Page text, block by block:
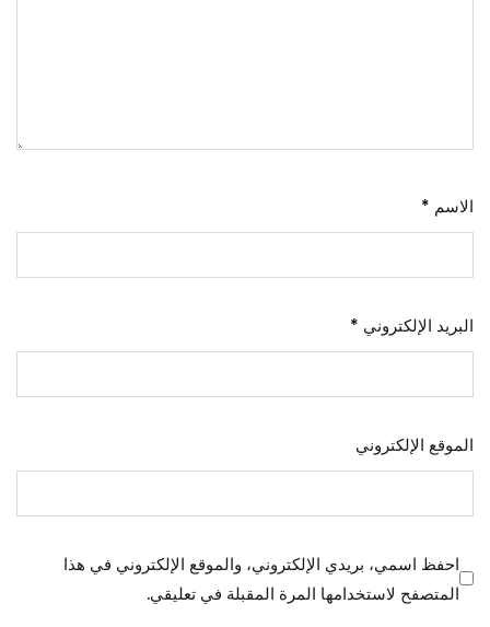
الاسم *
البريد الإلكتروني *
الموقع الإلكتروني
احفظ اسمي، بريدي الإلكتروني، والموقع الإلكتروني في هذا
المتصفح لاستخدامها المرة المقبلة في تعليقي.